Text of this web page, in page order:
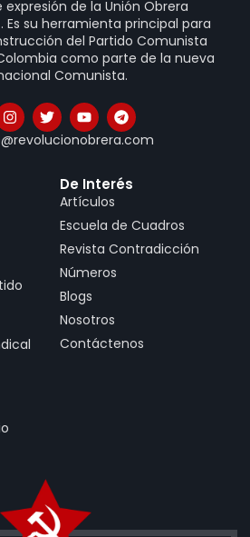
expresión de la Unión Obrera
su herramienta principal para
del Partido Comunista
como parte de la nueva
Comunista.
De Interés
Artículos
Escuela de Cuadros
Revista Contradicción
Números
Blogs
Nosotros
Contáctenos